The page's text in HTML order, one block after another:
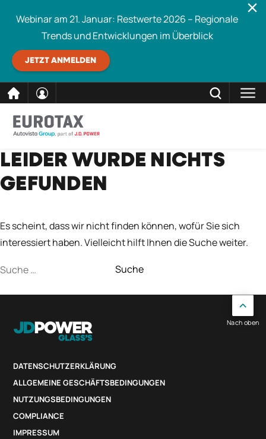
direkt
zum
Inhalt
Webinar am 21. Januar: Restwerte 2026 – Regionale
Trends und Entwicklungen im Überblick
JETZT ANMELDEN
Eurotax durchsuchen SCHLIESSEN
LEIDER WURDE NICHTS
GEFUNDEN
Es scheint, dass wir nicht finden können, wofür Sie sich
interessiert haben. Vielleicht hilft Ihnen die Suche weiter.
Suche
DATENSCHUTZERKLÄRUNG
ALLGEMEINE GESCHÄFTSBEDINGUNGEN
NUTZUNGSBEDINGUNGEN
COMPLIANCE
IMPRESSUM
Nach oben